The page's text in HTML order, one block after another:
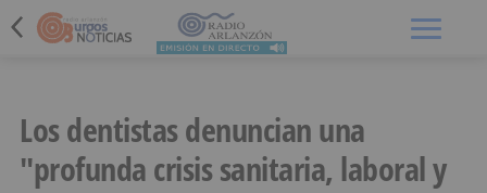
Los dentistas denuncian una
"profunda crisis sanitaria, laboral y